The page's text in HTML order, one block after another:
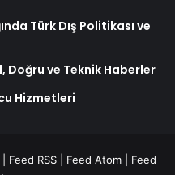
Türk Dış Politikası ve
Doğru ve Teknik Haberler
Hizmetleri
Feed RSS Feed Atom
Feed